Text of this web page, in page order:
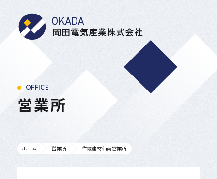
OFFICE
営業所
ホーム 営業所 住設建材仙南営業所